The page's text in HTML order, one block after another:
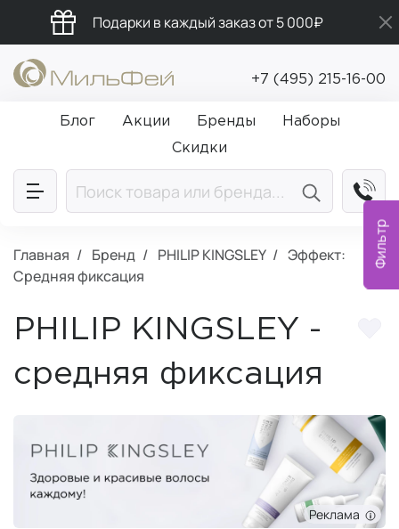
Фильтр
Подарки в каждый заказ от 5 000₽
Бесплатная доставка от 5 000₽
Промокод ПРИВЕТ
+7 (495) 215-16-00
Блог Акции Бренды
Наборы
Скидки
Главная Бренд PHILIP KINGSLEY
Эффект:
Средняя фиксация
PHILIP KINGSLEY -
средняя фиксация
Реклама